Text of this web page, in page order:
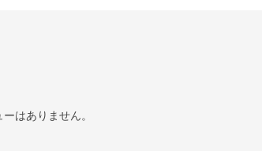
ーはありません。